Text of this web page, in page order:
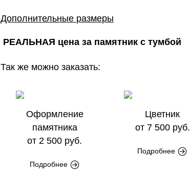
Дополнительные размеры
РЕАЛЬНАЯ цена за памятник с тумбой
Так же можно заказать:
Оформление
памятника
от 2 500 руб.
Подробнее
Цветник
от 7 500 руб.
Подробнее